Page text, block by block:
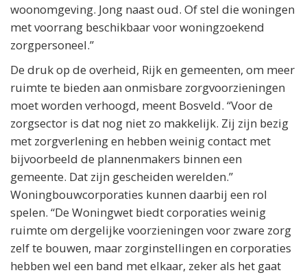
woonomgeving. Jong naast oud. Of stel die woningen
met voorrang beschikbaar voor woningzoekend
zorgpersoneel.”
De druk op de overheid, Rijk en gemeenten, om meer
ruimte te bieden aan onmisbare zorgvoorzieningen
moet worden verhoogd, meent Bosveld. “Voor de
zorgsector is dat nog niet zo makkelijk. Zij zijn bezig
met zorgverlening en hebben weinig contact met
bijvoorbeeld de plannenmakers binnen een
gemeente. Dat zijn gescheiden werelden.”
Woningbouwcorporaties kunnen daarbij een rol
spelen. “De Woningwet biedt corporaties weinig
ruimte om dergelijke voorzieningen voor zware zorg
zelf te bouwen, maar zorginstellingen en corporaties
hebben wel een band met elkaar, zeker als het gaat